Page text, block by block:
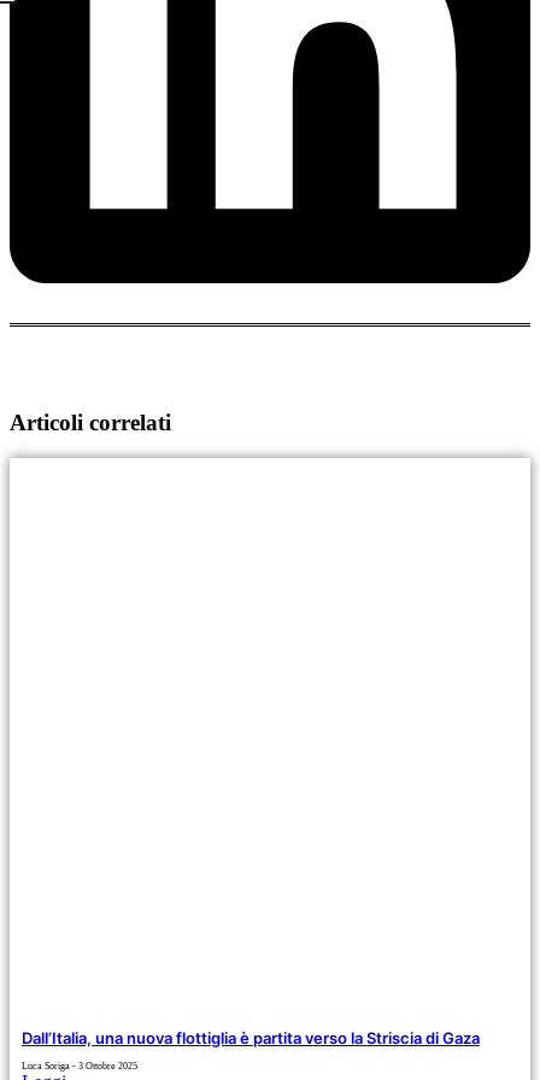
Articoli correlati
Dall’Italia, una nuova flottiglia è partita verso la Striscia di Gaza
Luca Soriga 3 Ottobre 2025